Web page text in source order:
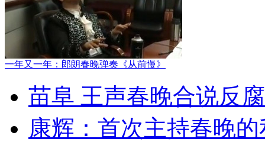
一年又一年：郎朗春晚弹奏《从前慢》
苗阜 王声春晚合说反
康辉：首次主持春晚